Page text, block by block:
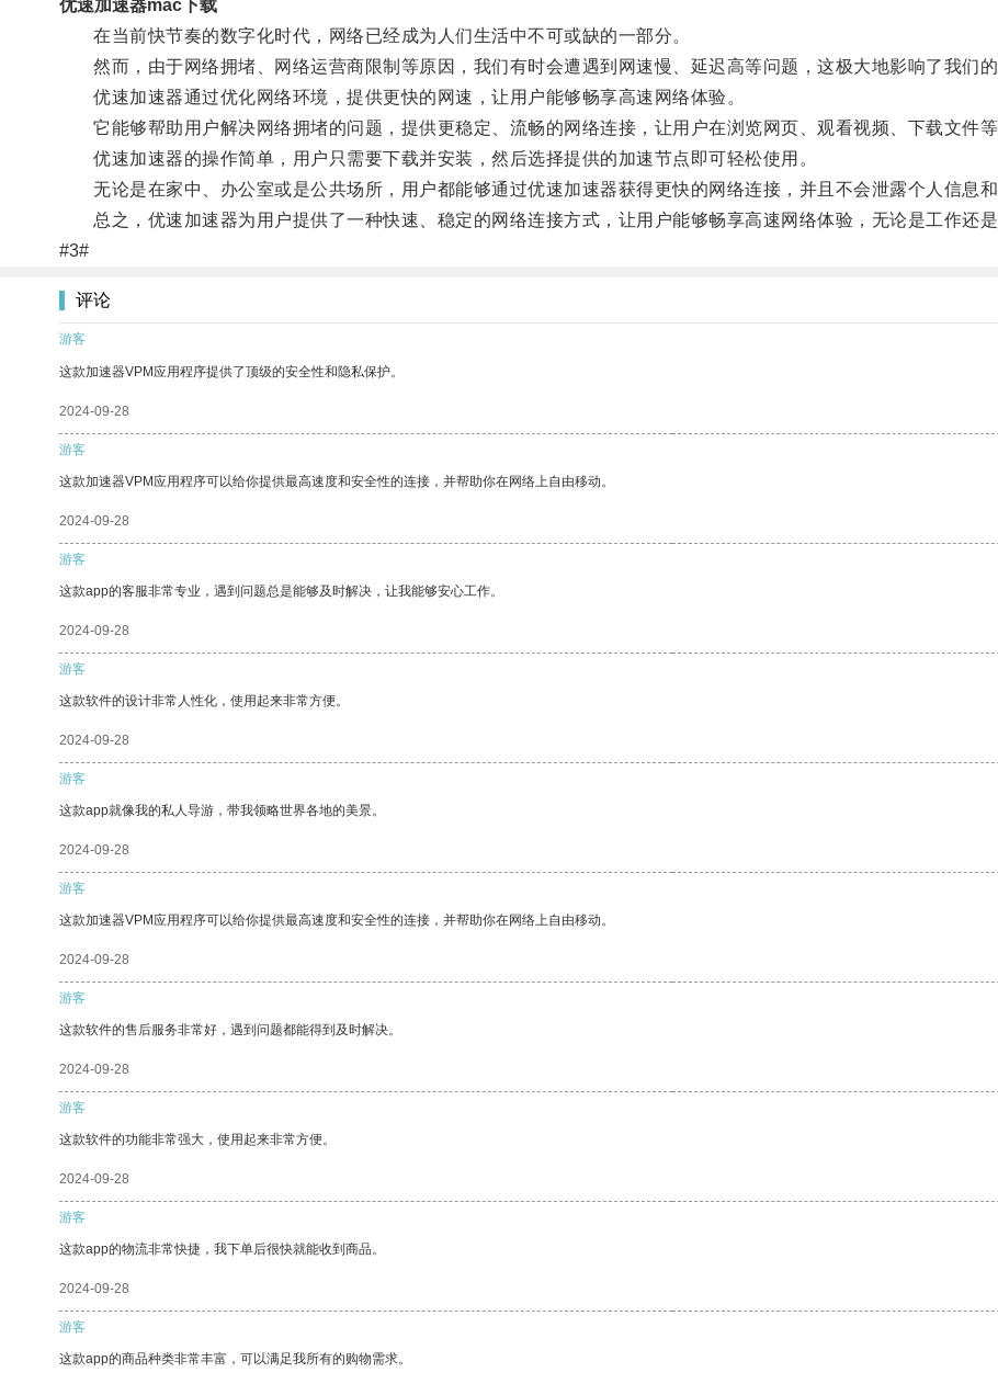
优速加速器mac下载
在当前快节奏的数字化时代，网络已经成为人们生活中不可或缺的一部分。
然而，由于网络拥堵、网络运营商限制等原因，我们有时会遭遇到网速慢、延迟高等问题，这极大地影响了我们的
优速加速器通过优化网络环境，提供更快的网速，让用户能够畅享高速网络体验。
它能够帮助用户解决网络拥堵的问题，提供更稳定、流畅的网络连接，让用户在浏览网页、观看视频、下载文件等
优速加速器的操作简单，用户只需要下载并安装，然后选择提供的加速节点即可轻松使用。
无论是在家中、办公室或是公共场所，用户都能够通过优速加速器获得更快的网络连接，并且不会泄露个人信息和
总之，优速加速器为用户提供了一种快速、稳定的网络连接方式，让用户能够畅享高速网络体验，无论是工作还是
#3#
评论
游客
这款加速器VPM应用程序提供了顶级的安全性和隐私保护。
2024-09-28
游客
这款加速器VPM应用程序可以给你提供最高速度和安全性的连接，并帮助你在网络上自由移动。
2024-09-28
游客
这款app的客服非常专业，遇到问题总是能够及时解决，让我能够安心工作。
2024-09-28
游客
这款软件的设计非常人性化，使用起来非常方便。
2024-09-28
游客
这款app就像我的私人导游，带我领略世界各地的美景。
2024-09-28
游客
这款加速器VPM应用程序可以给你提供最高速度和安全性的连接，并帮助你在网络上自由移动。
2024-09-28
游客
这款软件的售后服务非常好，遇到问题都能得到及时解决。
2024-09-28
游客
这款软件的功能非常强大，使用起来非常方便。
2024-09-28
游客
这款app的物流非常快捷，我下单后很快就能收到商品。
2024-09-28
游客
这款app的商品种类非常丰富，可以满足我所有的购物需求。